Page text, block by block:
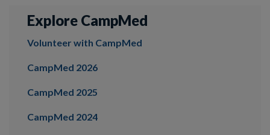
Explore CampMed
Volunteer with CampMed
CampMed 2026
CampMed 2025
CampMed 2024